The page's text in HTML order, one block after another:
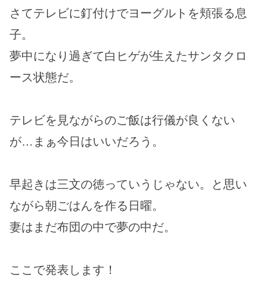
さてテレビに釘付けでヨーグルトを頬張る息
子。
夢中になり過ぎて白ヒゲが生えたサンタクロ
ース状態だ。
テレビを見ながらのご飯は行儀が良くない
が…まぁ今日はいいだろう。
早起きは三文の徳っていうじゃない。と思い
ながら朝ごはんを作る日曜。
妻はまだ布団の中で夢の中だ。
ここで発表します！